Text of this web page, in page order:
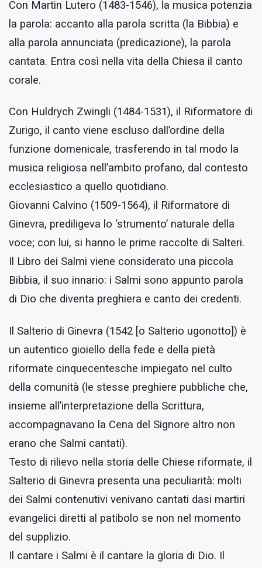
Con Martin Lutero (1483-1546), la musica potenzia
la parola: accanto alla parola scritta (la Bibbia) e
alla parola annunciata (predicazione), la parola
cantata. Entra così nella vita della Chiesa il canto
corale.
Con Huldrych Zwingli (1484-1531), il Riformatore di
Zurigo, il canto viene escluso dall’ordine della
funzione domenicale, trasferendo in tal modo la
musica religiosa nell’ambito profano, dal contesto
ecclesiastico a quello quotidiano.
Giovanni Calvino (1509-1564), il Riformatore di
Ginevra, prediligeva lo ‘strumento’ naturale della
voce; con lui, si hanno le prime raccolte di Salteri.
Il Libro dei Salmi viene considerato una piccola
Bibbia, il suo innario: i Salmi sono appunto parola
di Dio che diventa preghiera e canto dei credenti.
Il Salterio di Ginevra (1542 [o Salterio ugonotto]) è
un autentico gioiello della fede e della pietà
riformate cinquecentesche impiegato nel culto
della comunità (le stesse preghiere pubbliche che,
insieme all’interpretazione della Scrittura,
accompagnavano la Cena del Signore altro non
erano che Salmi cantati).
Testo di rilievo nella storia delle Chiese riformate, il
Salterio di Ginevra presenta una peculiarità: molti
dei Salmi contenutivi venivano cantati dasi martiri
evangelici diretti al patibolo se non nel momento
del supplizio.
Il cantare i Salmi è il cantare la gloria di Dio. Il